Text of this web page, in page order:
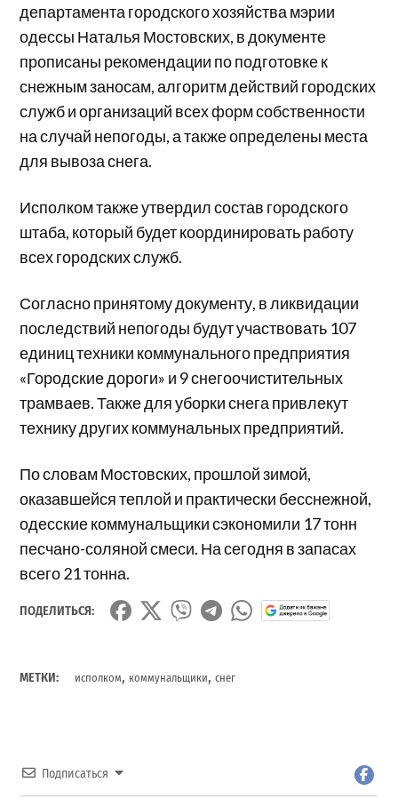
департамента городского хозяйства мэрии
одессы Наталья Мостовских, в документе
прописаны рекомендации по подготовке к
снежным заносам, алгоритм действий городских
служб и организаций всех форм собственности
на случай непогоды, а также определены места
для вывоза снега.
Исполком также утвердил состав городского
штаба, который будет координировать работу
всех городских служб.
Согласно принятому документу, в ликвидации
последствий непогоды будут участвовать 107
единиц техники коммунального предприятия
«Городские дороги» и 9 снегоочистительных
трамваев. Также для уборки снега привлекут
технику других коммунальных предприятий.
По словам Мостовских, прошлой зимой,
оказавшейся теплой и практически бесснежной,
одесские коммунальщики сэкономили 17 тонн
песчано-соляной смеси. На сегодня в запасах
всего 21 тонна.
ПОДЕЛИТЬСЯ:
МЕТКИ: исполком, коммунальщики,снег
Подписаться